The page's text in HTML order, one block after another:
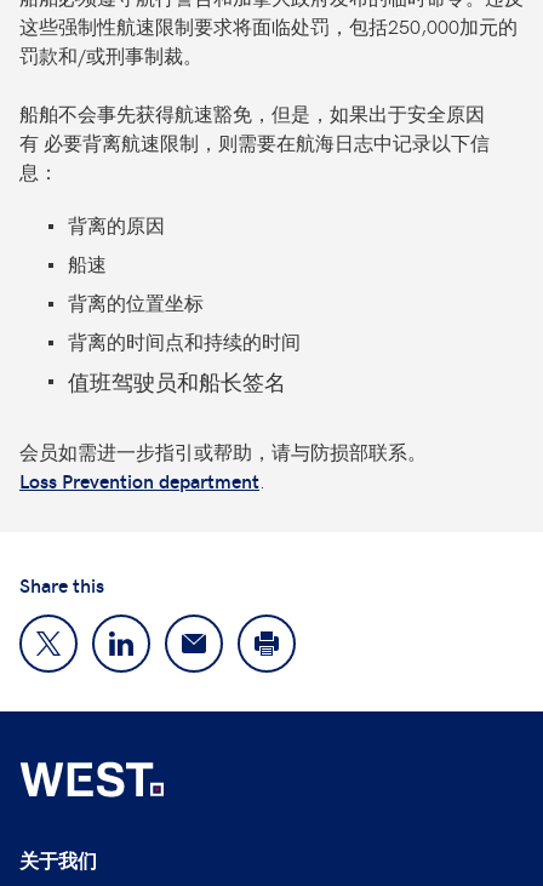
这些强制性航速限制要求将面临处罚，包括250,000加元的
罚款和/或刑事制裁。
船舶不会事先获得航速豁免，但是，如果出于安全原因
有 必要背离航速限制，则需要在航海日志中记录以下信
息：
背离的原因
船速
背离的位置坐标
背离的时间点和持续的时间
值班驾驶员和船长签名
会员如需进一步指引或帮助，请与防损部联系。
Loss Prevention department
Share this
关于我们